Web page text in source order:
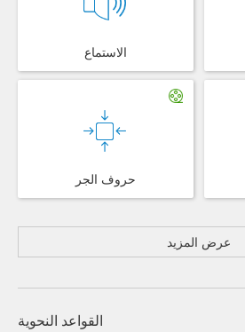
الاستماع
حروف الجر
عرض المزيد
القواعد النحوية